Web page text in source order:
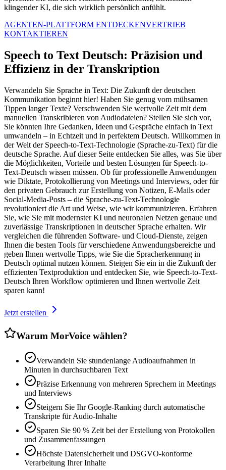
klingender KI, die sich wirklich persönlich anfühlt.
AGENTEN-PLATTFORM ENTDECKENVERTRIEB
KONTAKTIEREN
Speech to Text Deutsch: Präzision und
Effizienz in der Transkription
Verwandeln Sie Sprache in Text: Die Zukunft der deutschen
Kommunikation beginnt hier! Haben Sie genug vom mühsamen
Tippen langer Texte? Verschwenden Sie wertvolle Zeit mit dem
manuellen Transkribieren von Audiodateien? Stellen Sie sich vor,
Sie könnten Ihre Gedanken, Ideen und Gespräche einfach in Text
umwandeln – in Echtzeit und in perfektem Deutsch. Willkommen in
der Welt der Speech-to-Text-Technologie (Sprache-zu-Text) für die
deutsche Sprache. Auf dieser Seite entdecken Sie alles, was Sie über
die Möglichkeiten, Vorteile und besten Lösungen für Speech-to-
Text-Deutsch wissen müssen. Ob für professionelle Anwendungen
wie Diktate, Protokollierung von Meetings und Interviews, oder für
den privaten Gebrauch zur Erstellung von Notizen, E-Mails oder
Social-Media-Posts – die Sprache-zu-Text-Technologie
revolutioniert die Art und Weise, wie wir kommunizieren. Erfahren
Sie, wie Sie mit modernster KI und neuronalen Netzen genaue und
zuverlässige Transkriptionen in deutscher Sprache erhalten. Wir
vergleichen die führenden Software- und Cloud-Dienste, zeigen
Ihnen die besten Tools für verschiedene Anwendungsbereiche und
geben Ihnen wertvolle Tipps, wie Sie die Spracherkennung in
Deutsch optimal nutzen können. Steigen Sie ein in die Zukunft der
effizienten Textproduktion und entdecken Sie, wie Speech-to-Text-
Deutsch Ihren Workflow optimieren und Ihnen wertvolle Zeit
sparen kann!
Jetzt erstellen
Warum MorVoice wählen?
Verwandeln Sie stundenlange Audioaufnahmen in
Minuten in durchsuchbaren Text
Präzise Erkennung von mehreren Sprechern in Meetings
und Interviews
Steigern Sie Ihr Google-Ranking durch automatische
Transkripte für Audio-Inhalte
Sparen Sie 90 % Zeit bei der Erstellung von Protokollen
und Zusammenfassungen
Höchste Datensicherheit und DSGVO-konforme
Verarbeitung Ihrer Inhalte